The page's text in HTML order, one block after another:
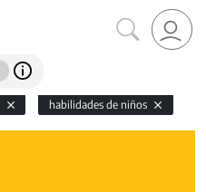
habilidades de niños